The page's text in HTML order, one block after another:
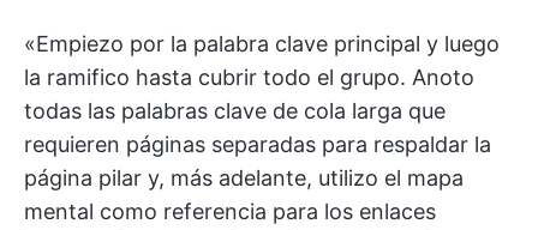
«Empiezo por la palabra clave principal y luego
la ramifico hasta cubrir todo el grupo. Anoto
todas las palabras clave de cola larga que
requieren páginas separadas para respaldar la
página pilar y, más adelante, utilizo el mapa
mental como referencia para los enlaces